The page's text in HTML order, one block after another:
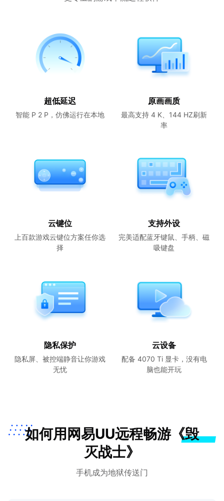
超低延迟
智能 P 2 P，仿佛运行在本地
原画画质
最高支持 4 K、144 HZ刷新
率
云键位
上百款游戏云键位方案任你选
择
支持外设
完美适配蓝牙键鼠、手柄、磁
吸键盘
隐私保护
隐私屏、被控端静音让你游戏
无忧
云设备
配备 4070 Ti 显卡，没有电
脑也能开玩
如何用网易UU远程畅游《毁
灭战士》
手机成为地狱传送门